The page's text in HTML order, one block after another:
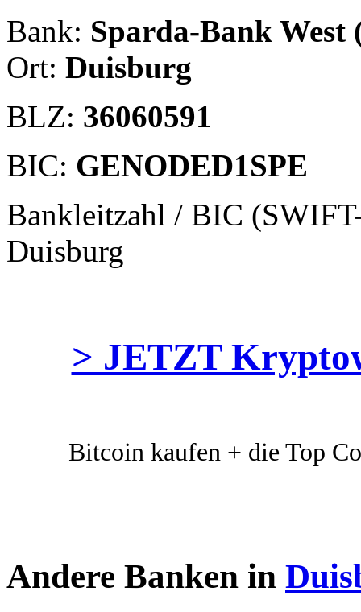
Bank: Sparda-Bank West
Ort: Duisburg
BLZ: 36060591
BIC: GENODED1SPE
Bankleitzahl / BIC
Duisburg
> JETZT
Bitcoin kaufen + die Top
Andere Banken in